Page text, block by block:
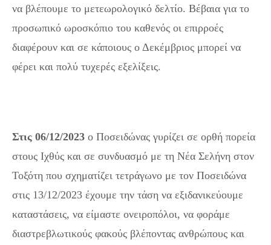
να βλέπουμε το μετεωρολογικό δελτίο. Βέβαια για το
προσωπικό ωροσκόπιο του καθενός οι επιρροές
διαφέρουν και σε κάποιους ο Δεκέμβριος μπορεί να
φέρει και πολύ τυχερές εξελίξεις.
Στις 06/12/2023 ο Ποσειδώνας γυρίζει σε ορθή πορεία
στους Ιχθύς και σε συνδυασμό με τη Νέα Σελήνη στον
Τοξότη που σχηματίζει τετράγωνο με τον Ποσειδώνα
στις 13/12/2023 έχουμε την τάση να εξιδανικεύουμε
καταστάσεις, να είμαστε ονειροπόλοι, να φοράμε
διαστρεβλωτικούς φακούς βλέποντας ανθρώπους και